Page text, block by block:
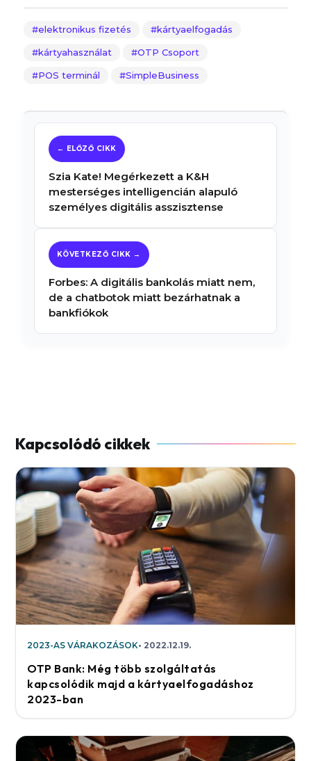
elektronikus fizetés kártyaelfogadás
kártyahasználat OTP Csoport
POS terminál SimpleBusiness
Szia Kate! Megérkezett a K&H
mesterséges intelligencián alapuló
személyes digitális asszisztense
Forbes: A digitális bankolás miatt nem,
de a chatbotok miatt bezárhatnak a
bankfiókok
2023-AS VÁRAKOZÁSOK 2022.12.19.
OTP Bank: Még több szolgáltatás
kapcsolódik majd a kártyaelfogadáshoz
2023-ban